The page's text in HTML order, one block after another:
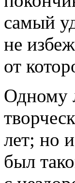
самый
не
от
Одному
лет; но
был